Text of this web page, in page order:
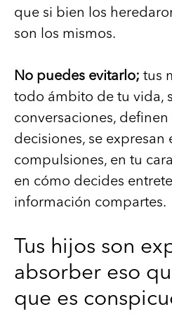
que si bien los
son los mismos.
No puedes evitarlo; tus
todo ámbito de tu vida,
conversaciones, definen
decisiones, se expresan
compulsiones, en tu
en cómo decides
información compartes.
Tus hijos son
absorber eso
que es